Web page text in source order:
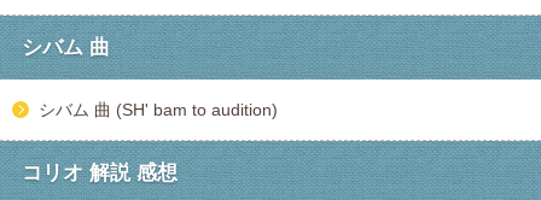
シバム 曲
シバム 曲 (SH' bam to audition)
コリオ 解説 感想